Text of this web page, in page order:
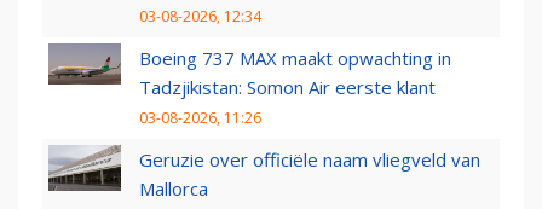
03-08-2026, 12:34
Boeing 737 MAX maakt opwachting in
Tadzjikistan: Somon Air eerste klant
03-08-2026, 11:26
Geruzie over officiële naam vliegveld van
Mallorca